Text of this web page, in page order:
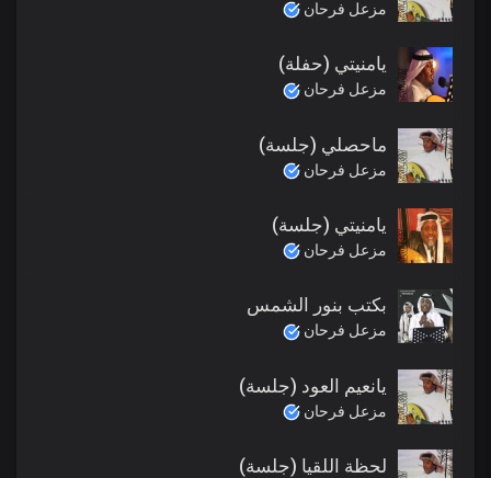
مزعل فرحان
يامنيتي (حفلة)
مزعل فرحان
ماحصلي (جلسة)
مزعل فرحان
يامنيتي (جلسة)
مزعل فرحان
بكتب بنور الشمس
مزعل فرحان
يانعيم العود (جلسة)
مزعل فرحان
لحظة اللقيا (جلسة)